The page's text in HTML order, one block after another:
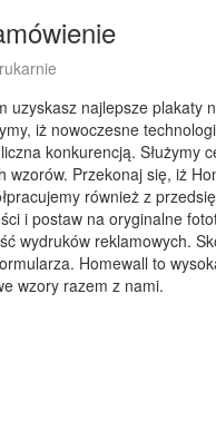
uzyskasz najlepsze plakaty
iż nowoczesne
konkurencją. Służymy
Przekonaj się, iż
również z
i postaw na oryginalne
wydruków reklamowych.
Homewall to
wzory razem z nami.